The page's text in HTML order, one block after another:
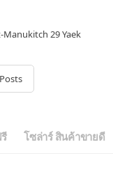
29 Yaek
Posts
โซล่าร์ สินค้าขายดี